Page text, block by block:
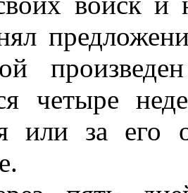
четыре
или за его